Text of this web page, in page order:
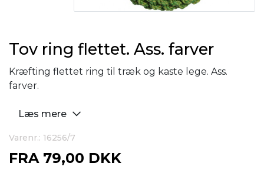
Tov ring flettet. Ass. farver
Kræfting flettet ring til træk og kaste lege. Ass.
farver.
Læs mere
Varenr.: 16256/7
FRA 79,00 DKK